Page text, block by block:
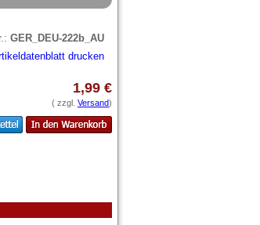
GER_DEU-222b_AU
drucken
1,99 €
( zzgl. Versand)